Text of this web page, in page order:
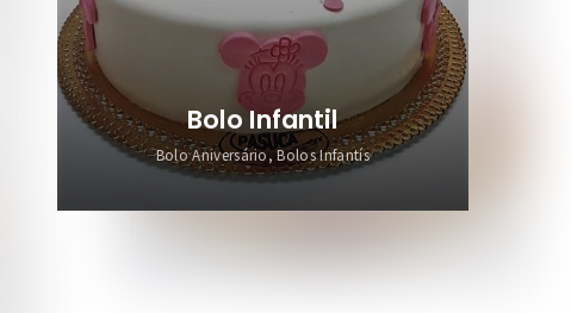
Bolo Infantil
Bolo Aniversário, Bolos Infantís